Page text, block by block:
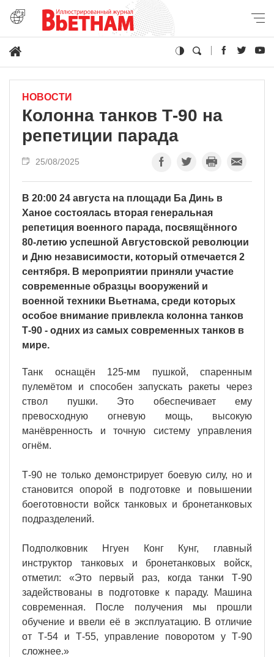
НОВОСТИ
Колонна танков Т-90 на
репетиции парада
25/08/2025
В 20:00 24 августа на площади Ба Динь в
Ханое состоялась вторая генеральная
репетиция военного парада, посвящённого
80-летию успешной Августовской революции
и Дню независимости, который отмечается 2
сентября. В мероприятии приняли участие
современные образцы вооружений и
военной техники Вьетнама, среди которых
особое внимание привлекла колонна танков
Т-90 - одних из самых современных танков в
мире.
Танк оснащён 125-мм пушкой, спаренным
пулемётом и способен запускать ракеты через
ствол пушки. Это обеспечивает ему
превосходную огневую мощь, высокую
манёвренность и точную систему управления
огнём.
Т-90 не только демонстрирует боевую силу, но и
становится опорой в подготовке и повышении
боеготовности войск танковых и бронетанковых
подразделений.
Подполковник Нгуен Конг Кунг, главный
инструктор танковых и бронетанковых войск,
отметил: «Это первый раз, когда танки Т-90
задействованы в подготовке к параду. Машина
современная. После получения мы прошли
обучение и ввели её в эксплуатацию. В отличие
от Т-54 и Т-55, управление поворотом у Т-90
сложнее.»